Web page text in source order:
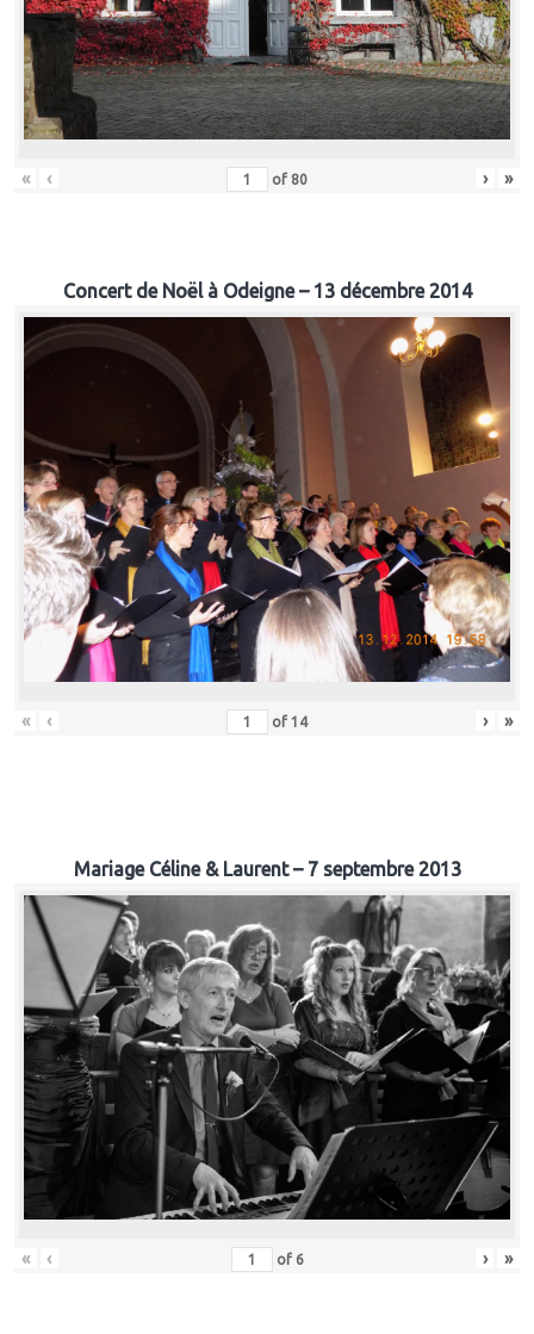
« ‹ of 80 › »
Concert de Noël à Odeigne – 13 décembre 2014
« ‹ of 14 › »
Mariage Céline & Laurent – 7 septembre 2013
« ‹ of 6 › »